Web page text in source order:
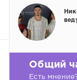
Общий
Есть